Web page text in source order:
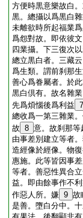
方便時黒意樂故白
黒。總攝以爲黒白
未離欲時所起福業
爲怨對故。即依彼
四業攝。下三復次
總立黒白者。三藏
爲生類。謂前刹那
善心爲眷屬者。於
黒白倶有。故名雜
先爲煩惱後爲利益 7
總收爲一第三雜業
故 8 意。故刹那等
由事差別建立等者
造經像於經像。物
惠施。此等皆因事
等者。善惡性異合
益。即由餘事作不
作惡人所。嫌 9 故
是善。墮白分中。